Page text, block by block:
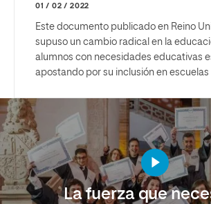
01 / 02 / 2022
Este documento publicado en Reino
supuso un cambio radical en la
alumnos con necesidades educativas
apostando por su inclusión en escuelas
La fuerza que